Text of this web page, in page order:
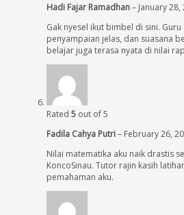
Hadi Fajar Ramadhan– January 28,
Gak nyesel ikut bimbel di sini.
penyampaian jelas, dan suasana
belajar juga terasa nyata di nilai
Rated 5 out of 5
Fadila Cahya Putri– February 26,
Nilai matematika aku naik drastis
KoncoSinau. Tutor rajin kasih
pemahaman aku.